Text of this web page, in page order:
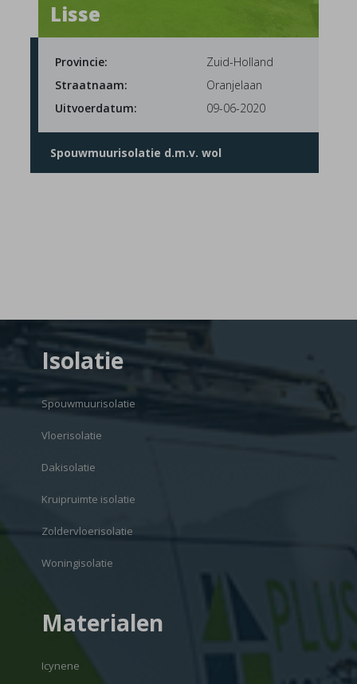
Lisse
Provincie:
Zuid-Holland
Straatnaam:
Oranjelaan
Uitvoerdatum:
09-06-2020
Spouwmuurisolatie d.m.v. wol
Isolatie
Spouwmuurisolatie
Vloerisolatie
Dakisolatie
Kruipruimte isolatie
Zoldervloerisolatie
Woningisolatie
Materialen
Icynene